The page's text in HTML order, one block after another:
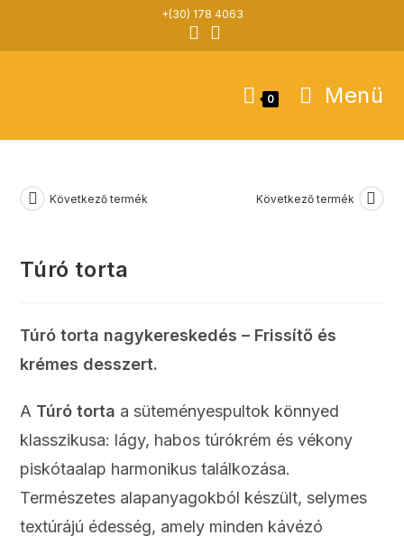
content
+(30) 178 4063
0 Menü
Következő termék Következő termék
Túró torta
Túró torta nagykereskedés – Frissítő és
krémes desszert.
A Túró torta a süteményespultok könnyed
klasszikusa: lágy, habos túrókrém és vékony
piskótaalap harmonikus találkozása.
Természetes alapanyagokból készült, selymes
textúrájú édesség, amely minden kávézó